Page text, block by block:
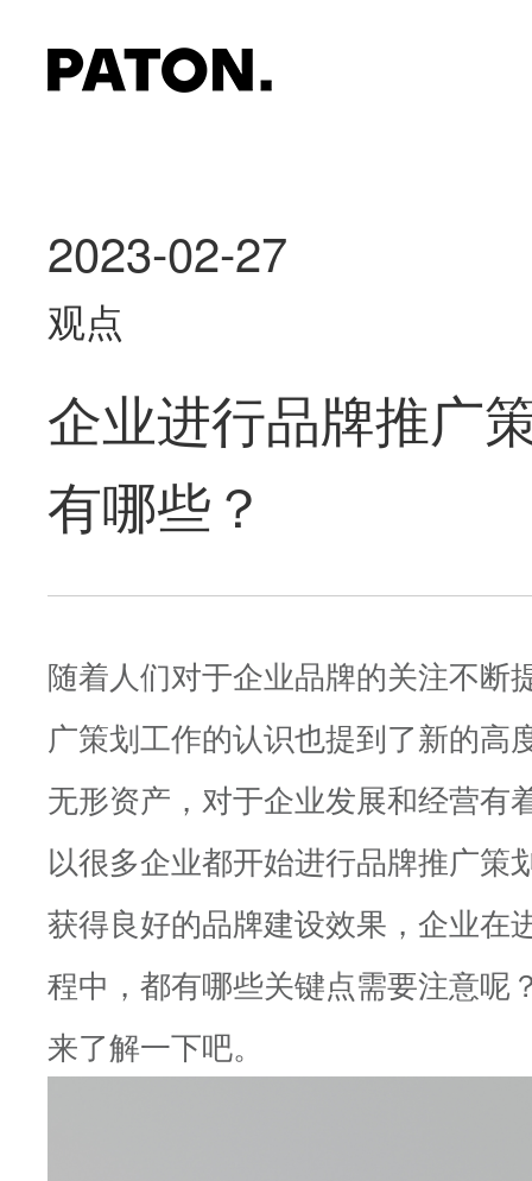
2023-02-27
观点
企业进行品牌推广
有哪些？
随着人们对于企业品牌的关注不断
广策划工作的认识也提到了新的高
无形资产，对于企业发展和经营有
以很多企业都开始进行品牌推广策
获得良好的品牌建设效果，企业在
程中，都有哪些关键点需要注意呢
来了解一下吧。